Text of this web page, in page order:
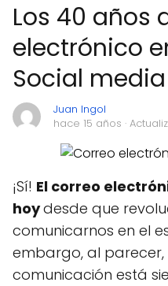
Los 40 años
electrónico
Social media
Juan Ingol
hace 15 años ·
¡Sí! El correo
hoydesde que
comunicarnos en el
embargo, al
comunicación está